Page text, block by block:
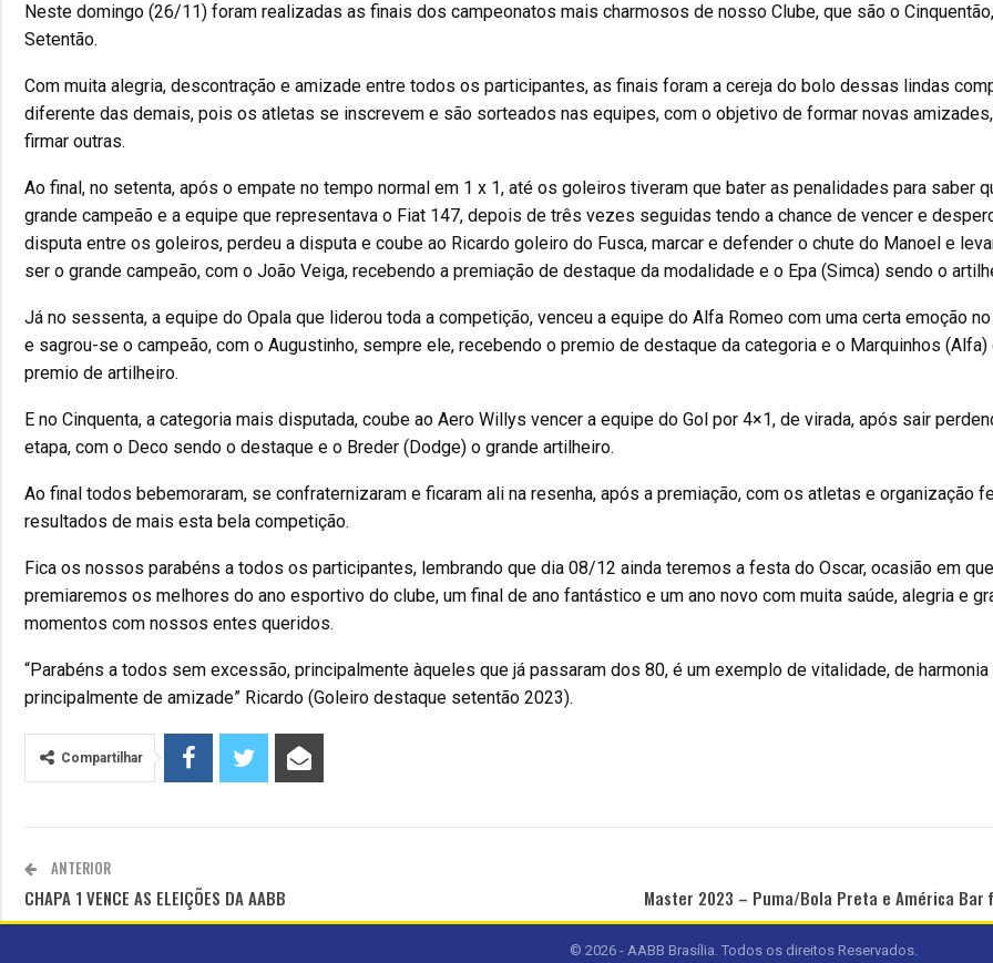
Neste domingo (26/11) foram realizadas as finais dos campeonatos mais charmosos de nosso Clube, que são o
Setentão.
Com muita alegria, descontração e amizade entre todos os participantes, as finais foram a cereja do bolo dessas lindas
diferente das demais, pois os atletas se inscrevem e são sorteados nas equipes, com o objetivo de formar novas
firmar outras.
Ao final, no setenta, após o empate no tempo normal em 1 x 1, até os goleiros tiveram que bater as penalidades para saber
grande campeão e a equipe que representava o Fiat 147, depois de três vezes seguidas tendo a chance de vencer e
disputa entre os goleiros, perdeu a disputa e coube ao Ricardo goleiro do Fusca, marcar e defender o chute do Manoel e
ser o grande campeão, com o João Veiga, recebendo a premiação de destaque da modalidade e o Epa (Simca) sendo o
Já no sessenta, a equipe do Opala que liderou toda a competição, venceu a equipe do Alfa Romeo com uma certa emoção
e sagrou-se o campeão, com o Augustinho, sempre ele, recebendo o premio de destaque da categoria e o Marquinhos (Alfa)
premio de artilheiro.
E no Cinquenta, a categoria mais disputada, coube ao Aero Willys vencer a equipe do Gol por 4×1, de virada, após sair
etapa, com o Deco sendo o destaque e o Breder (Dodge) o grande artilheiro.
Ao final todos bebemoraram, se confraternizaram e ficaram ali na resenha, após a premiação, com os atletas e organização
resultados de mais esta bela competição.
Fica os nossos parabéns a todos os participantes, lembrando que dia 08/12 ainda teremos a festa do Oscar, ocasião em que
premiaremos os melhores do ano esportivo do clube, um final de ano fantástico e um ano novo com muita saúde, alegria e
momentos com nossos entes queridos.
“Parabéns a todos sem excessão, principalmente àqueles que já passaram dos 80, é um exemplo de vitalidade, de harmonia
principalmente de amizade” Ricardo (Goleiro destaque setentão 2023).
Compartilhar
ANTERIOR
CHAPA 1 VENCE AS ELEIÇÕES DA AABB Master 2023 – Puma/Bola Preta e América
© 2026 - AABB Brasília. Todos os direitos Reservados.